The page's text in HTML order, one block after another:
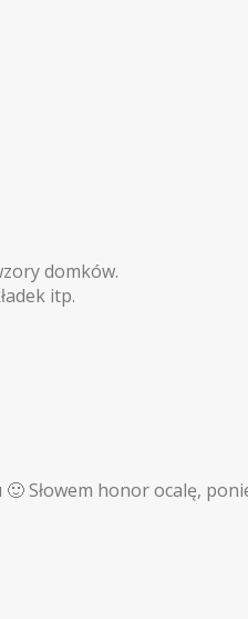
domków.
itp.
Słowem honor ocalę,